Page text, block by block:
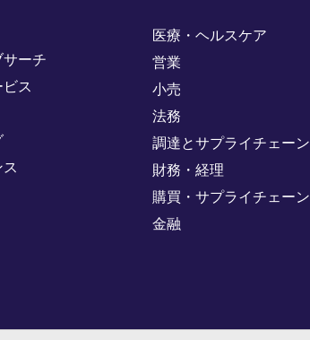
ーチ
ス
医療・ヘルスケア
営業
小売
法務
調達とサプライチェーン
財務・経理
購買・サプライチェーン
金融